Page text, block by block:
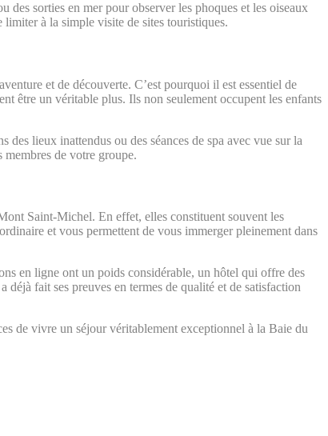
des sorties en mer pour observer les phoques et les oiseaux
limiter à la simple visite de sites touristiques.
et de découverte. C’est pourquoi il est essentiel de
être un véritable plus. Ils non seulement occupent les enfants
des lieux inattendus ou des séances de spa avec vue sur la
de votre groupe.
Saint-Michel. En effet, elles constituent souvent les
et vous permettent de vous immerger pleinement dans
en ligne ont un poids considérable, un hôtel qui offre des
déjà fait ses preuves en termes de qualité et de satisfaction
de vivre un séjour véritablement exceptionnel à la Baie du